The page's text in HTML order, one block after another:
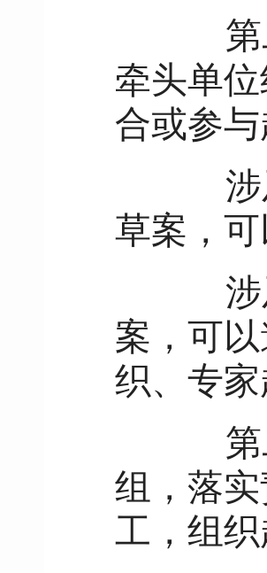
第
牵头单
合或参
涉及
草案，
涉及
案，可
织、专家
第
组，落
工，组